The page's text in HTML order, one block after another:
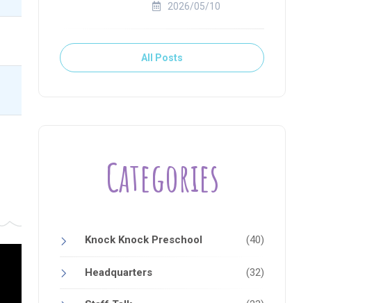
2026/05/10
All Posts
Categories
Knock Knock Preschool (40)
Headquarters (32)